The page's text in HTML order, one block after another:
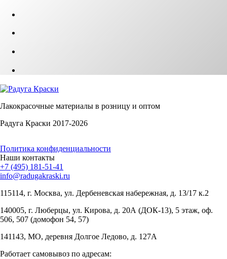
Лакокрасочные материалы в розницу и оптом
Радуга Краски 2017-2026
Политика конфиденциальности
Наши контакты
+7 (495) 181-51-41
info@radugakraski.ru
115114, г. Москва, ул. Дербеневская набережная, д. 13/17 к.2
140005, г. Люберцы, ул. Кирова, д. 20А (ДОК-13), 5 этаж, оф.
506, 507 (домофон 54, 57)
141143, МО, деревня Долгое Ледово, д. 127А
Работает самовывоз по адресам: